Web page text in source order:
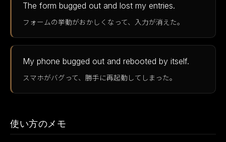
The form bugged out and lost my entries.
フォームの挙動がおかしくなって、入力が消えた。
My phone bugged out and rebooted by itself.
スマホがバグって、勝手に再起動してしまった。
使い方のメモ